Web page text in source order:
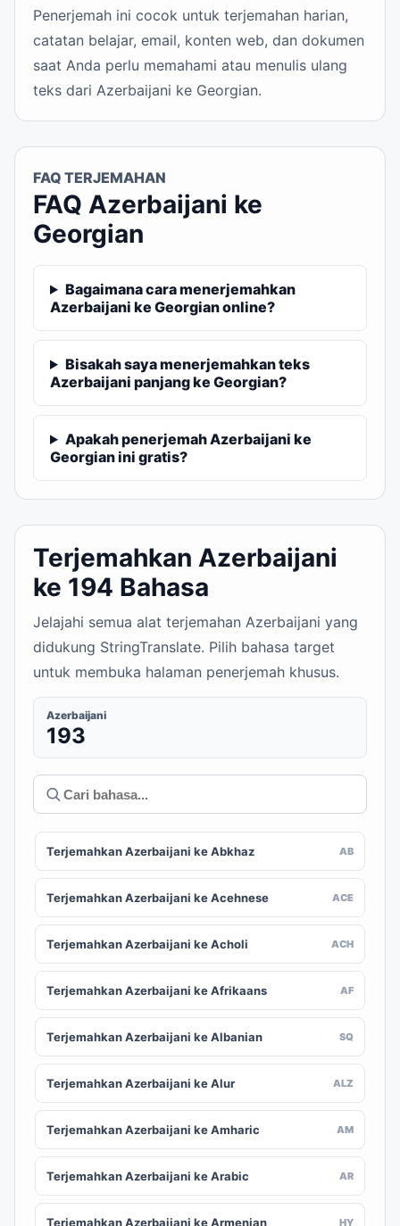
Penerjemah ini cocok untuk terjemahan harian,
catatan belajar, email, konten web, dan dokumen
saat Anda perlu memahami atau menulis ulang
teks dari Azerbaijani ke Georgian.
FAQ TERJEMAHAN
FAQ Azerbaijani ke
Georgian
Bagaimana cara menerjemahkan
Azerbaijani ke Georgian online?
Bisakah saya menerjemahkan teks
Azerbaijani panjang ke Georgian?
Apakah penerjemah Azerbaijani ke
Georgian ini gratis?
Terjemahkan Azerbaijani
ke 194 Bahasa
Jelajahi semua alat terjemahan Azerbaijani yang
didukung StringTranslate. Pilih bahasa target
untuk membuka halaman penerjemah khusus.
Azerbaijani
193
Terjemahkan Azerbaijani ke Abkhaz AB
Terjemahkan Azerbaijani ke Acehnese ACE
Terjemahkan Azerbaijani ke Acholi ACH
Terjemahkan Azerbaijani ke Afrikaans AF
Terjemahkan Azerbaijani ke Albanian SQ
Terjemahkan Azerbaijani ke Alur ALZ
Terjemahkan Azerbaijani ke Amharic AM
Terjemahkan Azerbaijani ke Arabic AR
Terjemahkan Azerbaijani ke Armenian HY